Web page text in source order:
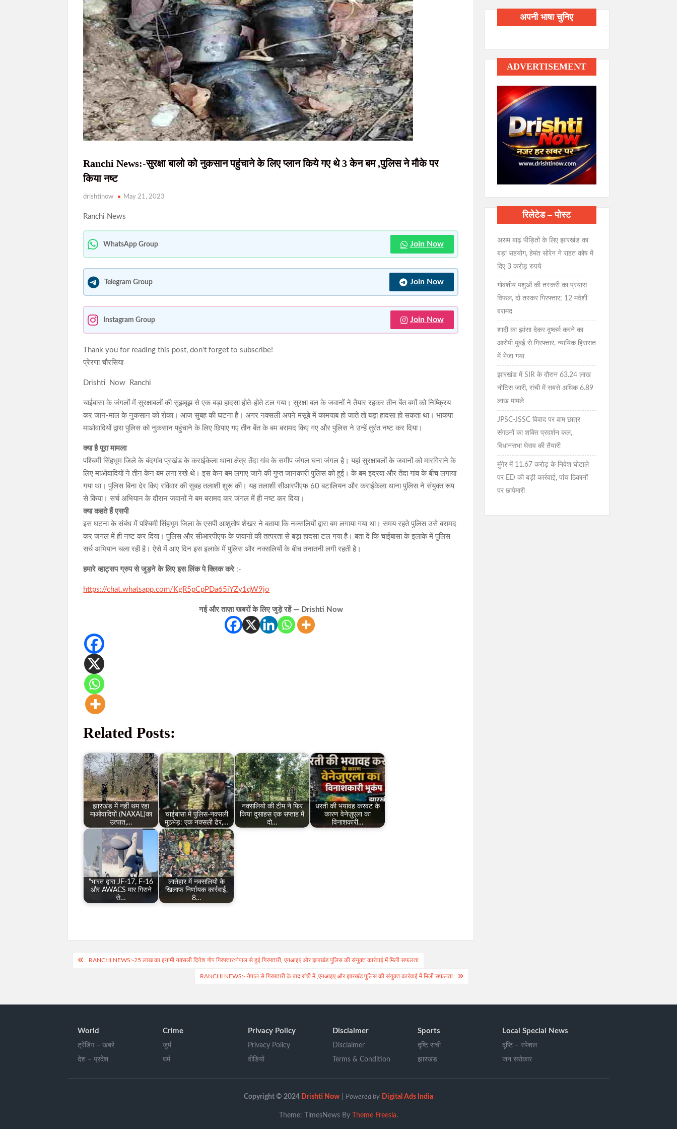
NEWS, हिंदी
न्यूज़ , HINDI
SAMACHAR,
हिंदी समाचार,
दृष्टि नाउ
JPSC-JSSC छात्र आंदोलन को राहुल गांधी का समर्थन, शिक्षा व्यवस्था में सुधार की उठाई मांग
AI डीपफेक पर सरकार की बड़ी सख्ती: 3 घंटे में हटाना होगा अवैध कंटेंट, नियम तोड़ने पर सोशल मीडिया प्लेटफॉर्म्स पर होगी कार्रवाई
राहे हत्याकांड का खुलासा: मुख्य आरोपी समेत तीन गिरफ्तार, हत्या में प्रयुक्त फरसा बरामद
सिमडेगा में डीएलएमसी बैठक: न्यायिक व्यवस्था को अधिक प्रभावी बनाने पर जोर, 50 से अधिक एजेंडों की समीक्षा
Ranchi News:-सुरक्षा बालो को नुकसान पहुंचाने के लिए प्लान किये गए थे 3 केन बम ,पुलिस ने मौके पर
किया नष्ट
drishtinow May 21, 2023
Ranchi News
WhatsApp Group Join Now
Telegram Group Join Now
Instagram Group Join Now
Thank you for reading this post, don't forget to subscribe!
प्रेरणा चौरसिया
Drishti Now Ranchi
चाईबासा के जंगलों में सुरक्षाबलों की सूझबूझ से एक बड़ा हादसा होते-होते टल गया। सुरक्षा बल के जवानों ने तैयार रहकर तीन बेंत बमों को निष्क्रिय
कर जान-माल के नुकसान को रोका। आज सुबह की घटना है। अगर नक्सली अपने मंसूबे में कामयाब हो जाते तो बड़ा हादसा हो सकता था। भाकपा
माओवादियों द्वारा पुलिस को नुकसान पहुंचाने के लिए छिपाए गए तीन बेंत के बम बरामद किए गए और पुलिस ने उन्हें तुरंत नष्ट कर दिया।
क्या है पूरा मामला
पश्चिमी सिंहभूम जिले के बंदगांव प्रखंड के कराईकेला थाना क्षेत्र तेंदा गांव के समीप जंगल घना जंगल है। यहां सुरक्षाबलों के जवानों को मारगिराने के
लिए माओवादियों ने तीन केन बम लगा रखे थे। इस केन बम लगाए जाने की गुप्त जानकारी पुलिस को हुई। के बम इंद्रवा और तेंदा गांव के बीच लगाया
गया था। पुलिस बिना देर किए रविवार की सुबह तलाशी शुरू की। यह तलाशी सीआरपीएफ 60 बटालियन और कराईकेला थाना पुलिस ने संयुक्त रूप
से किया। सर्च अभियान के दौरान जवानों ने बम बरामद कर जंगल में ही नष्ट कर दिया।
क्या कहते हैं एसपी
इस घटना के संबंध में पश्चिमी सिंहभूम जिला के एसपी आशुतोष शेखर ने बताया कि नक्सलियों द्वारा बम लगाया गया था। समय रहते पुलिस उसे बरामद
कर जंगल में ही नष्ट कर दिया। पुलिस और सीआरपीएफ के जवानों की तत्परता से बड़ा हादसा टल गया है। बता दें कि चाईबासा के इलाके में पुलिस
सर्च अभियान चला रही है। ऐसे में आए दिन इस इलाके में पुलिस और नक्सलियों के बीच तनातनी लगी रहती है।
हमारे व्हाट्सप ग्रुप से जुड़ने के लिए इस लिंक पे क्लिक करे:-
https://chat.whatsapp.com/KgR5pCpPDa65iYZy1qW9jo
नई और ताज़ा खबरों के लिए जुड़े रहें — Drishti Now
Related Posts:
झारखंड में नहीं थम रहा
माओवादियों (NAXAL)का
उत्पात,…
चाईबासा में पुलिस-नक्सली
मुठभेड़: एक नक्सली ढेर,…
नक्सलियो की टीम ने फिर
किया दुसाहस एक सप्ताह में
दो…
धरती की भयावह करवट के
कारण वेनेज़ुएला का
विनाशकारी…
"भारत द्वारा JF-17, F-16
और AWACS मार गिराने
से…
लातेहार में नक्सलियों के
खिलाफ निर्णायक कार्रवाई,
8…
PostRANCHI NEWS:-25 लाख का इनामी नक्सली दिनेश गोप गिरफ्तार:नेपाल से हुई गिरफ्तारी, एनआइए और झारखंड पुलिस की संयुक्त कार्रवाई में मिली सफलता
RANCHI NEWS:- नेपाल से गिरफ़्तारी के बाद रांची में ,एनआइए और झारखंड पुलिस की संयुक्त कार्रवाई में मिली सफलता
अपनी भाषा चुनिए
ADVERTISEMENT
रिलेटेड – पोस्ट
असम बाढ़ पीड़ितों के लिए झारखंड का
बड़ा सहयोग, हेमंत सोरेन ने राहत कोष में
दिए 3 करोड़ रुपये
गोवंशीय पशुओं की तस्करी का प्रयास
विफल, दो तस्कर गिरफ्तार; 12 मवेशी
बरामद
शादी का झांसा देकर दुष्कर्म करने का
आरोपी मुंबई से गिरफ्तार, न्यायिक हिरासत
में भेजा गया
झारखंड में SIR के दौरान 63.24 लाख
नोटिस जारी, रांची में सबसे अधिक 6.89
लाख मामले
JPSC-JSSC विवाद पर वाम छात्र
संगठनों का शक्ति प्रदर्शन कल,
विधानसभा घेराव की तैयारी
मुंगेर में 11.67 करोड़ के निवेश घोटाले
पर ED की बड़ी कार्रवाई, पांच ठिकानों
पर छापेमारी
World
ट्रेंडिंग – खबरें
देश – प्रदेश
Crime
जुर्म
धर्म
Privacy Policy
Privacy Policy
वीडियो
Disclaimer
Disclaimer
Terms & Condition
Sports
दृष्टि रांची
झारखंड
Local Special News
दृष्टि – स्पेशल
जन सरोकार
Copyright © 2024 Drishti Now Powered by Digital Ads India
Theme: TimesNews By Theme Freesia.